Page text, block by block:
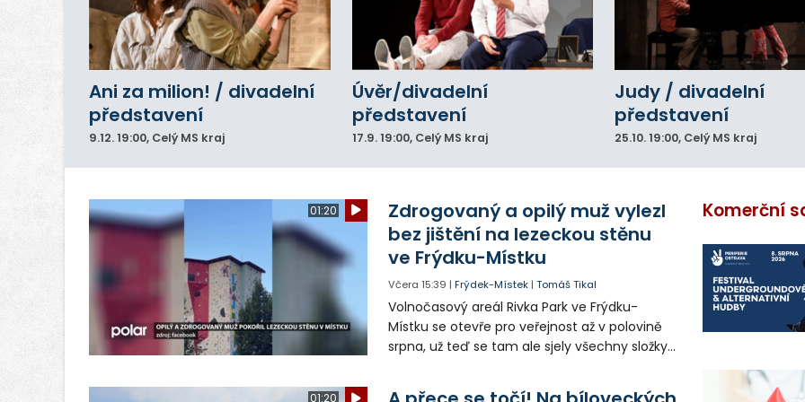
Ani za milion! / divadelní
představení
9.12.19:00, Celý MS kraj
Úvěr/divadelní
představení
17.9. 19:00, Celý MS kraj
Judy / divadelní
představení
25.10.19:00, Celý MS kraj
01:20
Zdrogovaný a opilý muž vylezl
bez jištění na lezeckou stěnu
ve Frýdku-Místku
Včera 15:39 |Frýdek-Místek |Tomáš Tikal
Volnočasový areál Rivka Park ve Frýdku-
Místku se otevře pro veřejnost až v polovině
srpna, už teď se tam ale sjely všechny složky
01:20
Komerční